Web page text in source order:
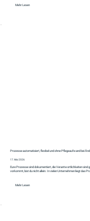
Mehr Lesen
Prozesse automatisiert, flexibel und ohne Pflegeaufwand bei
17. Mai 2026
Eure Prozesse sind dokumentiert, die Verantwortlichkeiten sind
vorkommt, bist du nicht allein. In vielen Unternehmen liegt das
Mehr Lesen